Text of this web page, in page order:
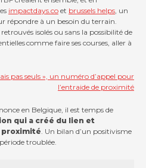
impactdays.co et brussels helps, un
répondre à un besoin du terrain.
isolés ou sans la possibilité de
comme faire ses courses, aller à
pas seuls », un numéro d’appel pour
l’entraide de proximité
en Belgique, il est temps de
qui a créé du lien et
proximité. Un bilan d’un positivisme
troublée.